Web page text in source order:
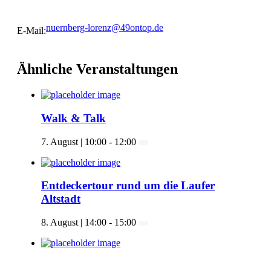
E-Mail:nuernberg-lorenz@49ontop.de
Ähnliche Veranstaltungen
Walk & Talk
7. August | 10:00 - 12:00
Entdeckertour rund um die Laufer
Altstadt
8. August | 14:00 - 15:00